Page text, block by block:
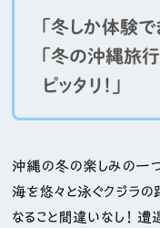
「冬しか体験
「冬の沖縄旅
ピッタリ！」
沖縄の冬の楽しみの一つ
海を悠々と泳ぐクジラ
なること間違いなし！